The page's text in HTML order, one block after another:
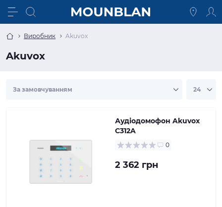
Виробник Akuvox
Akuvox
Аудіодомофон Akuvox
C312A
0
2 362 грн